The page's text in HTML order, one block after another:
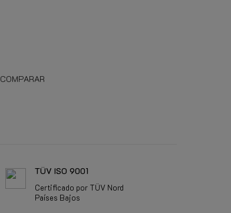
COMPARAR
TÜV ISO 9001
Certificado por TÜV Nord
Países Bajos